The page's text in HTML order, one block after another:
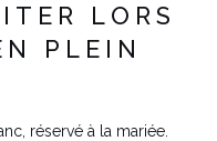
LORS
PLEIN
réservé à la mariée.